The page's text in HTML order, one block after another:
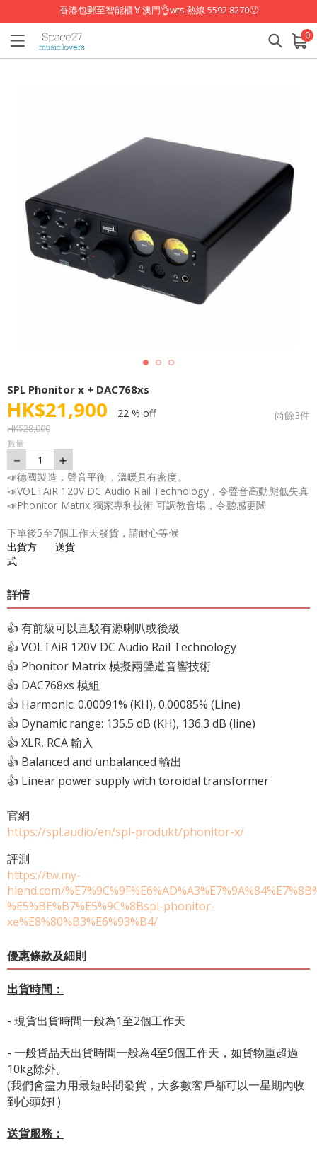
香港包郵至智能櫃🏅澳門👌wts 熱線 5592 8270🙂
0
已加入購物車 查看
SPL Phonitor x + DAC768xs
HK$21,900 22 % off 尚餘3件
HK$28,000
數量
－ 1 ＋
📣德國製造，聲音平衡，溫暖具有密度。
📣VOLTAiR 120V DC Audio Rail Technology，令聲音高動態低失真
📣Phonitor Matrix 獨家專利技術 可調教音場，令聽感更闊
下單後5至7個工作天發貨，請耐心等候
出貨方
式 :
送貨
詳情
👍 有前級可以直駁有源喇叭或後級
👍 VOLTAiR 120V DC Audio Rail Technology
👍 Phonitor Matrix 模擬兩聲道音響技術
👍 DAC768xs 模組
👍 Harmonic: 0.00091% (KH), 0.00085% (Line)
👍 Dynamic range: 135.5 dB (KH), 136.3 dB (line)
👍 XLR, RCA 輸入
👍 Balanced and unbalanced 輸出
👍 Linear power supply with toroidal transformer
官網
https://spl.audio/en/spl-produkt/phonitor-x/
評測
https://tw.my-
hiend.com/
%E5%BE%B7%E5%9C%8Bspl-phonitor-
xe%E8%80%B3%E6%93%B4/
優惠條款及細則
出貨時間：
- 現貨出貨時間一般為1至2個工作天
- 一般貨品天出貨時間一般為4至9個工作天，如貨物重超過
10kg除外。
(我們會盡力用最短時間發貨，大多數客戶都可以一星期內收
到心頭好! )
送貨服務：